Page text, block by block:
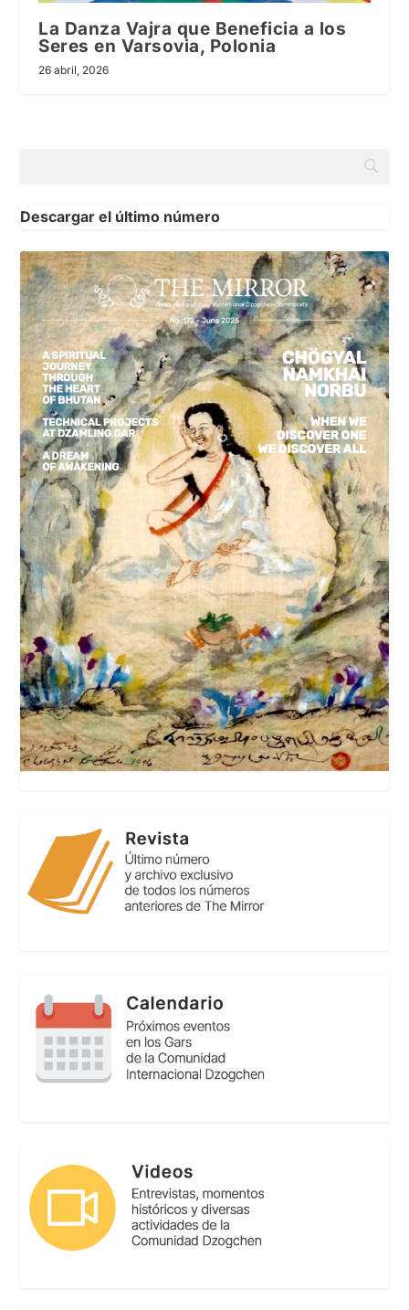
La Danza Vajra que Beneficia a los
Seres en Varsovia, Polonia
26 abril, 2026
Descargar el último número